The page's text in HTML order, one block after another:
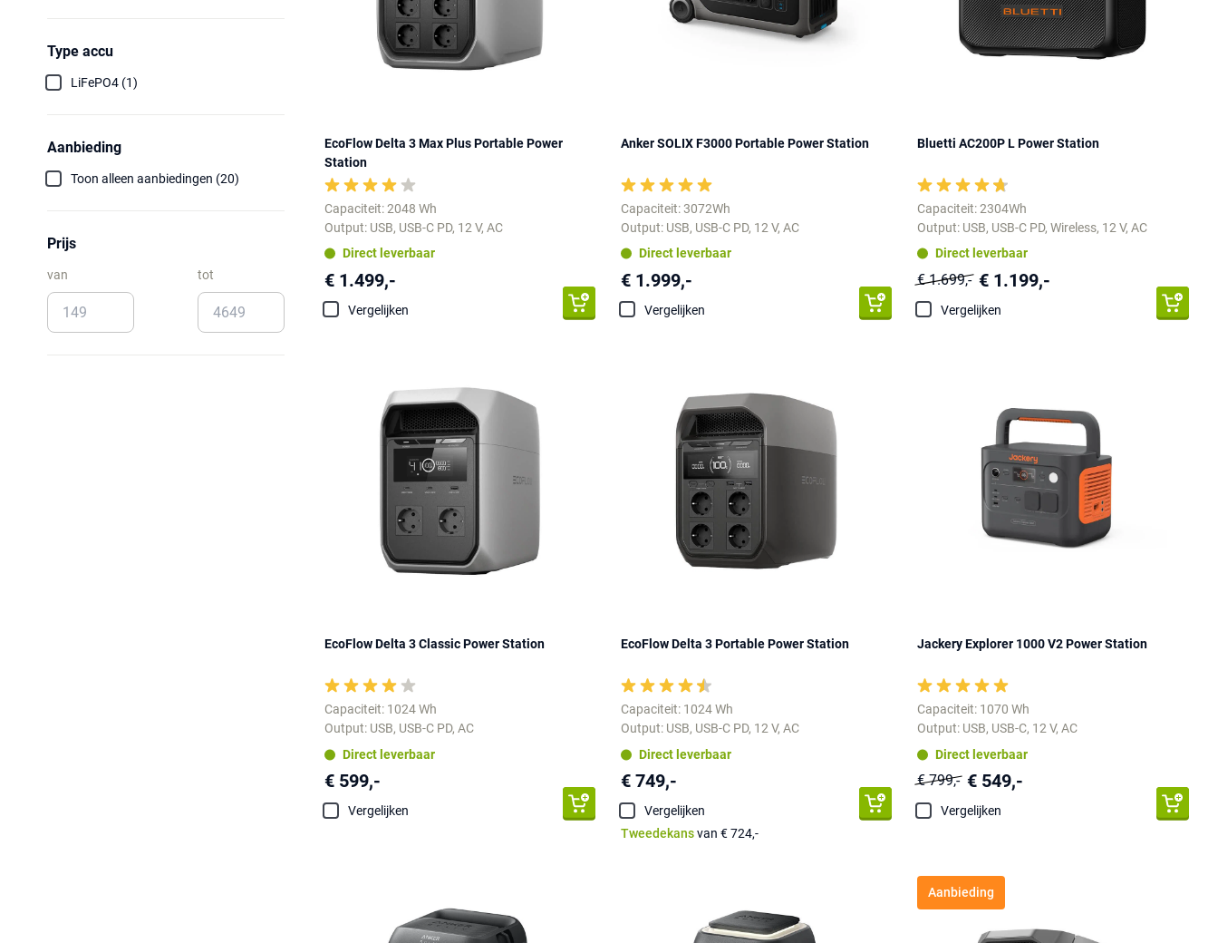
Type accu
LiFePO4 (1)
Aanbieding
Toon alleen aanbiedingen (20)
Prijs
van tot
EcoFlow Delta 3 Max Plus Portable Power
Station
Capaciteit: 2048 Wh
Output: USB, USB-C PD, 12 V, AC
Direct leverbaar
€ 1.499,-
Vergelijken
Anker SOLIX F3000 Portable Power Station
Capaciteit: 3072Wh
Output: USB, USB-C PD, 12 V, AC
Direct leverbaar
€ 1.999,-
Vergelijken
Bluetti AC200P L Power Station
Capaciteit: 2304Wh
Output: USB, USB-C PD, Wireless, 12 V, AC
Direct leverbaar
€ 1.699,- € 1.199,-
Vergelijken
EcoFlow Delta 3 Classic Power Station
Capaciteit: 1024 Wh
Output: USB, USB-C PD, AC
Direct leverbaar
€ 599,-
Vergelijken
EcoFlow Delta 3 Portable Power Station
Capaciteit: 1024 Wh
Output: USB, USB-C PD, 12 V, AC
Direct leverbaar
€ 749,-
Vergelijken
Tweedekansvan € 724,-
Jackery Explorer 1000 V2 Power Station
Capaciteit: 1070 Wh
Output: USB, USB-C, 12 V, AC
Direct leverbaar
€ 799,- € 549,-
Vergelijken
Aanbieding